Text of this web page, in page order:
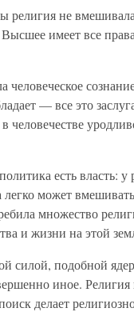
религия не
имеет все
— все это
человечестве
есть власть:
может
множество
и жизни на этой
силой, подобной
иное.
делает